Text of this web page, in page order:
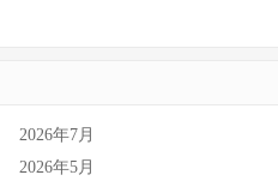
2026年7月
2026年5月